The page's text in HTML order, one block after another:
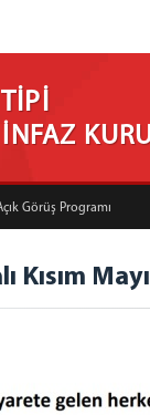
Görüş Programı
Kısım